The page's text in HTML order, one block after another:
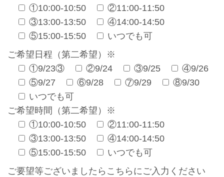
①10:00-10:50
②11:00-11:50
③13:00-13:50
④14:00-14:50
⑤15:00-15:50
いつでも可
ご希望日程（第二希望）
※
①9/23③
②9/24 ③9/25
④9/26
⑤9/27
⑥9/28 ⑦9/29
⑧9/30
いつでも可
ご希望時間（第二希望）
※
①10:00-10:50
②11:00-11:50
③13:00-13:50
④14:00-14:50
⑤15:00-15:50
いつでも可
ご要望等ございましたらこちらにご入力ください